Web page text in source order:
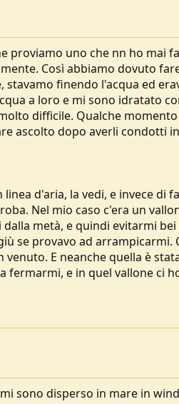
proviamo uno che nn ho mai
Così abbiamo dovuto
finendo l'acqua ed
a loro e mi sono idratato
difficile. Qualche
ascolto dopo averli condotti
d'aria, la vedi, e invece di
Nel mio caso c'era un
metà, e quindi evitarmi bei
se provavo ad arrampicarmi.
E neanche quella è
fermarmi, e in quel vallone ci
sono disperso in mare in